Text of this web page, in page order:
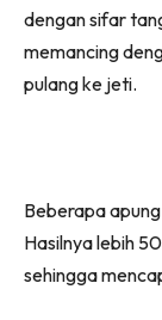
dengan sifar
memancing
pulang ke jeti.
Beberapa
Hasilnya lebih
sehingga